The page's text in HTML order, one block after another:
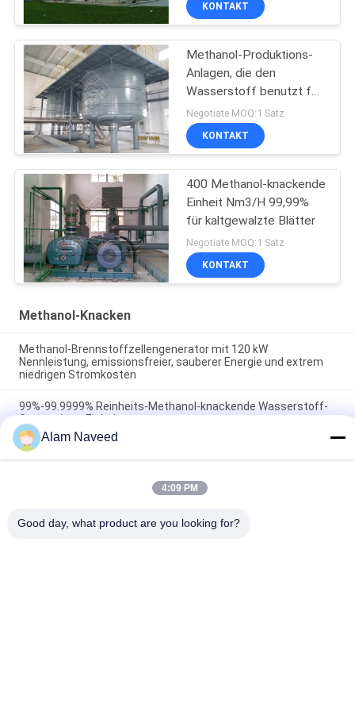
KONTAKT
Methanol-Produktions-
Anlagen, die den
Wasserstoff benutzt für
Stahlindustrie verbessern
Negotiate MOQ:1 Satz
KONTAKT
400 Methanol-knackende
Einheit Nm3/H 99,99%
für kaltgewalzte Blätter
Negotiate MOQ:1 Satz
KONTAKT
Methanol-Knacken
Methanol-Brennstoffzellengenerator mit 120 kW
Nennleistung, emissionsfreier, sauberer Energie und extrem
niedrigen Stromkosten
99%-99.9999% Reinheits-Methanol-knackende Wasserstoff-
Generations-Einheit
Wasserstoff-Produktions-Methanol-knackendes System für
Bell-Art Ofen-Ausglühen
Alam Naveed
4:09 PM
Good day, what product are you looking for?